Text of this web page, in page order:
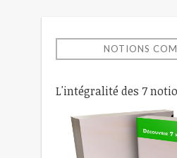
NOTIONS
L'intégralité des 7